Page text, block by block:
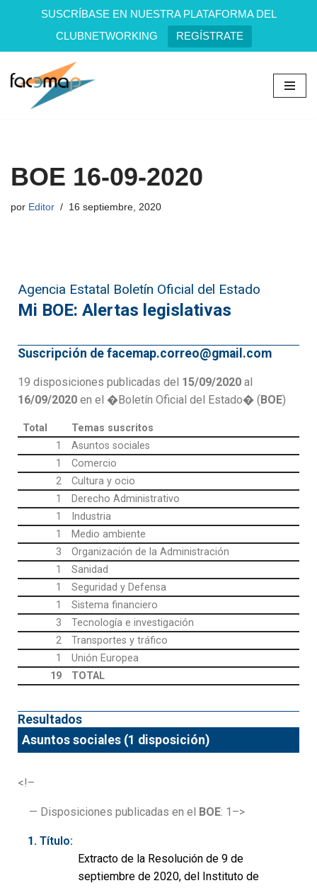
SUSCRÍBASE EN NUESTRA PLATAFORMA DEL
CLUBNETWORKING
REGÍSTRATE
Saltar
BOE 16-09-2020
por Editor 16 septiembre, 2020
Agencia Estatal Boletín Oficial del Estado
Mi BOE: Alertas legislativas
Suscripción de facemap.correo@gmail.com
19 disposiciones publicadas del 15/09/2020 al
16/09/2020 en el �Boletín Oficial del Estado� ( BOE)
Total
Temas suscritos
1
Asuntos sociales
1
Comercio
2
Cultura y ocio
1
Derecho Administrativo
1
Industria
1
Medio ambiente
3
Organización de la Administración
1
Sanidad
1
Seguridad y Defensa
1
Sistema financiero
3
Tecnología e investigación
2
Transportes y tráfico
1
Unión Europea
19
TOTAL
Resultados
Asuntos sociales (1 disposición)
<!–
— Disposiciones publicadas en el BOE: 1–>
Título:
Extracto de la Resolución de 9 de
septiembre de 2020, del Instituto de